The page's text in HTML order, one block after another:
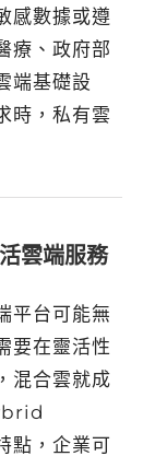
感數據或遵
療、政府部
端基礎設
時，私有雲
雲端服務
平台可能無
要在靈活性
混合雲就成
點，企業可